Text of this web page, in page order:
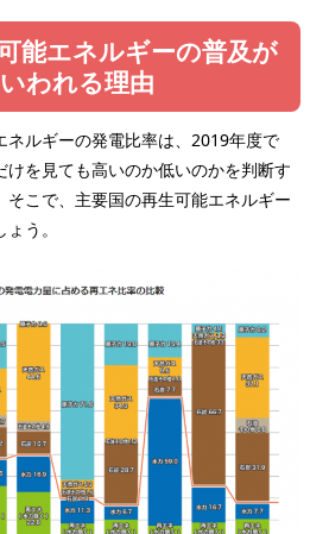
能エネルギーの普及が
われる理由
ネルギーの発電比率は、2019年度で
けを見ても高いのか低いのかを判断す
そこで、主要国の再生可能エネルギー
う。